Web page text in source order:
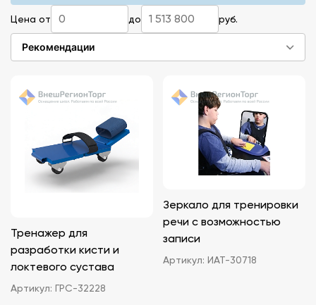
Адаптированная среда — это конкретные вещи.
Слабовидящему ребёнку нужна тактильная
маркировка и увеличительное оборудование.
Слабослышащему — индукционная петля и
двигательного аппарата — специализированная
мебель и пандусы. Ребёнку с расстройством
аутистического спектра — сенсорное оборудование
и предсказуемая организация пространства. Каждая
нозология — свой набор оборудования.
Ниже — что входит в оснащение инклюзивного
класса по основным категориям ОВЗ.
Цена от до руб.
Рекомендации
Тренажер для
разработки кисти и
локтевого сустава
Артикул: ГРС-32228
Зеркало для тренировки
речи с возможностью
записи
Артикул: ИАТ-30718